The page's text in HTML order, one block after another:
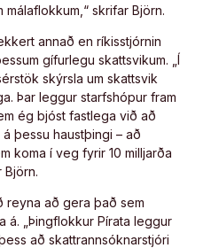
skrifar Björn.
annað en ríkisstjórnin
gífurlegu skattsvikum. „Í
skýrsla um skattsvik
Þar leggur starfshópur fram
ég bjóst fastlega við að
þessu haustþingi – að
koma í veg fyrir 10 milljarða
Björn.
reyna að gera það sem
á. „Þingflokkur Pírata leggur
að skattrannsóknarstjóri